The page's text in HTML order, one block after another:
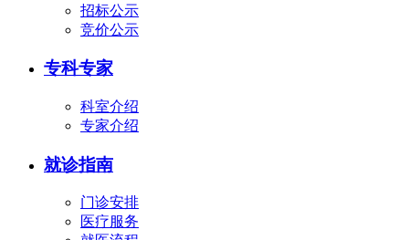
招标公示
竞价公示
专科专家
科室介绍
专家介绍
就诊指南
门诊安排
医疗服务